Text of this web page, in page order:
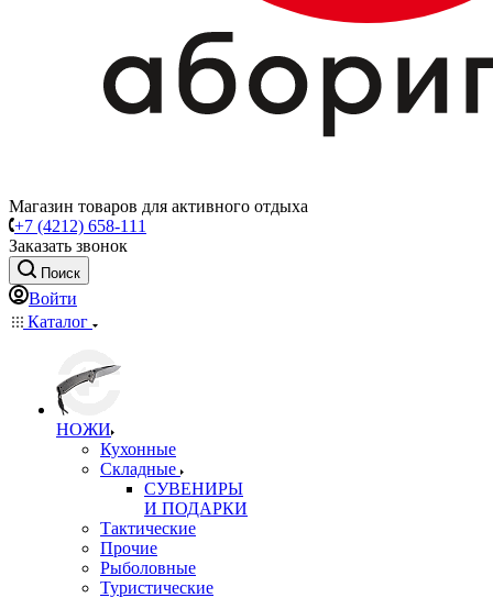
Магазин товаров для активного отдыха
+7 (4212) 658-111
Заказать звонок
Поиск
Войти
Каталог
НОЖИ
Кухонные
Складные
СУВЕНИРЫ
И ПОДАРКИ
Тактические
Прочие
Рыболовные
Туристические